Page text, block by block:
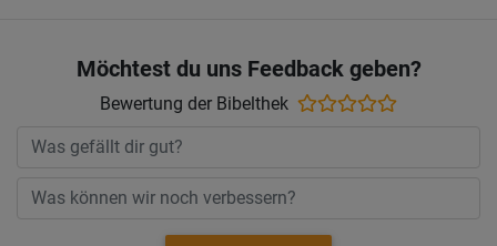
Möchtest du uns Feedback geben?
Bewertung der Bibelthek